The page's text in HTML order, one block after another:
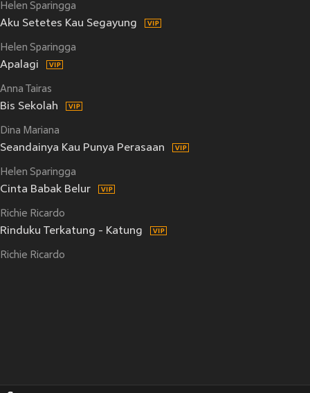
Helen Sparingga
Aku Setetes Kau Segayung
Helen Sparingga
Apalagi
Anna Tairas
Bis Sekolah
Dina Mariana
Seandainya Kau Punya Perasaan
Helen Sparingga
Cinta Babak Belur
Richie Ricardo
Rinduku Terkatung - Katung
Richie Ricardo